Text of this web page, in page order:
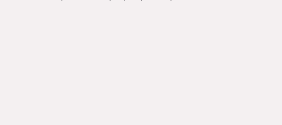
облицовкой, поскольку материал горюч.
антипиренами и прекращают горение